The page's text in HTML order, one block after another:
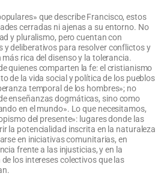
que describe Francisco, estos
cerradas ni ajenas a su entorno. No
y pluralismo, pero cuentan con
y deliberativos para resolver conflictos y
rica del disenso y la tolerancia.
quienes comparten la fe: el cristianismo
de la vida social y política de los pueblos
temporal de los hombres»; no
enseñanzas dogmáticas, sino como
en el mundo». Lo que necesitamos,
del presente»: lugares donde las
la potencialidad inscrita en la naturaleza
en iniciativas comunitarias, en
frente a las injusticias, y en la
los intereses colectivos que las